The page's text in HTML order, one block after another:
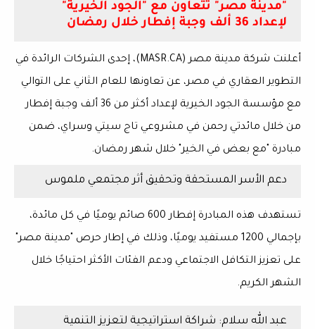
"مدينة مصر" تتعاون مع "الجود الخيرية"
لإعداد 36 ألف وجبة إفطار خلال رمضان
أعلنت شركة مدينة مصر(MASR.CA)، إحدى الشركات الرائدة في
التطوير العقاري في مصر، عن تعاونها للعام الثاني على التوالي
مع مؤسسة الجود الخيرية لإعداد أكثر من 36 ألف وجبة إفطار
من خلال مائدتي رحمن في مشروعي تاج سيتي وسراي، ضمن
مبادرة
"مع بعض في الخير" خلال شهر رمضان.
دعم الأسر المستحقة وتحقيق أثر مجتمعي ملموس
تستهدف هذه المبادرة إفطار 600 صائم يوميًا
في كل مائدة،
بإجمالي 1200 مستفيد يوميًا
، وذلك في إطار حرص "مدينة مصر"
على تعزيز التكافل الاجتماعي ودعم الفئات الأكثر احتياجًا خلال
الشهر الكريم.
عبد الله سلام: شراكة استراتيجية لتعزيز التنمية